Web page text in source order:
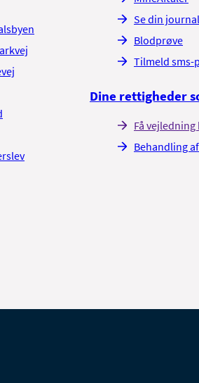
Se din journal
Blodprøve
Tilmeld sms-
Dine rettigheder
Få
Behandling